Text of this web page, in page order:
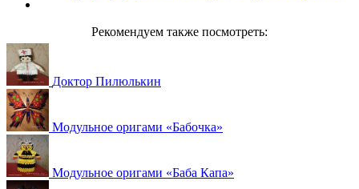
Рекомендуем также посмотреть:
Доктор Пилюлькин
Модульное оригами «Бабочка»
Модульное оригами «Баба Капа»